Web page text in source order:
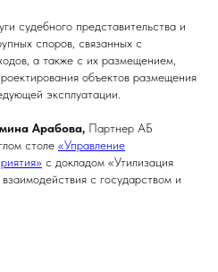
судебного представительства и
споров, связанных с
а также с их размещением,
объектов размещения
эксплуатации.
Арабова, Партнер АБ
столе «Управление
с докладом «Утилизация
с государством и